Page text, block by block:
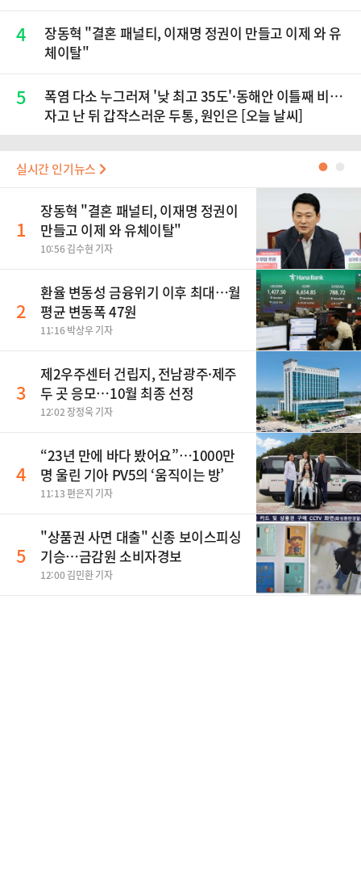
4
장동혁 "결혼 패널티, 이재명 정권이 만들고 이제 와 유
체이탈"
5
폭염 다소 누그러져 '낮 최고 35도'·동해안 이틀째 비…
자고 난 뒤 갑작스러운 두통, 원인은 [오늘 날씨]
실시간 인기뉴스 ●
1
장동혁 "결혼 패널티, 이재명 정권이
만들고 이제 와 유체이탈"
10:56 김수현 기자
2
환율 변동성 금융위기 이후 최대…월
평균 변동폭 47원
11:16 박상우 기자
3
제2우주센터 건립지, 전남광주·제주
두 곳 응모…10월 최종 선정
12:02 장정욱 기자
4
“23년 만에 바다 봤어요”…1000만
명 울린 기아 PV5의 ‘움직이는 방’
11:13 편은지 기자
5
"상품권 사면 대출" 신종 보이스피싱
기승…금감원 소비자경보
12:00 김민환 기자